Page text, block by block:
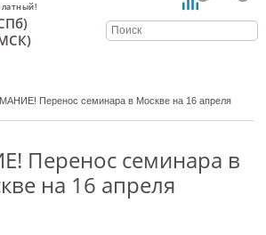
Перенос семинара в Москве на 16 апреля
Перенос семинара в
на 16 апреля